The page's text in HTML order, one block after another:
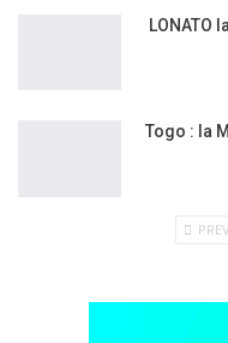
LONATO
Togo : la
PREV